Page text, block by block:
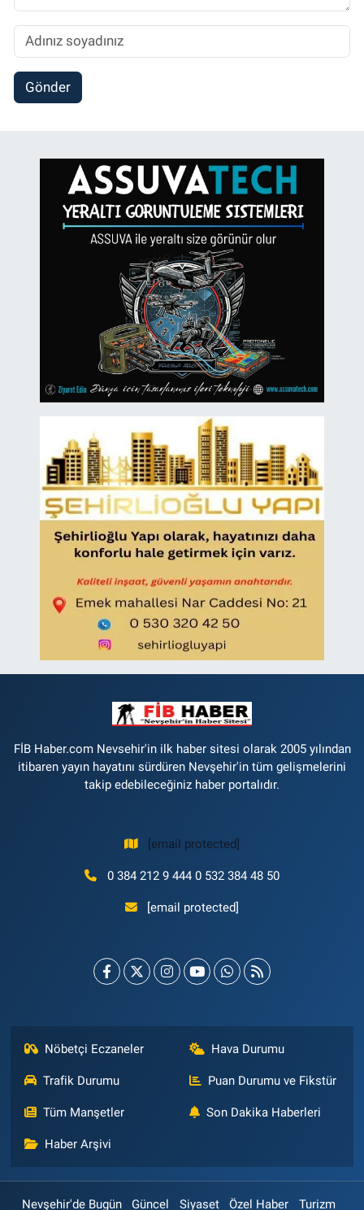
Gönder
FİB Haber.com Nevsehir'in ilk haber sitesi olarak 2005 yılından
itibaren yayın hayatını sürdüren Nevşehir'in tüm gelişmelerini
takip edebileceğiniz haber portalıdır.
[email protected]
0 384 212 9 444 0 532 384 48 50
[email protected]
Nöbetçi Eczaneler Hava Durumu
Trafik Durumu Puan Durumu ve Fikstür
Tüm Manşetler Son Dakika Haberleri
Haber Arşivi
Nevşehir'de Bugün Güncel Siyaset Özel Haber Turizm